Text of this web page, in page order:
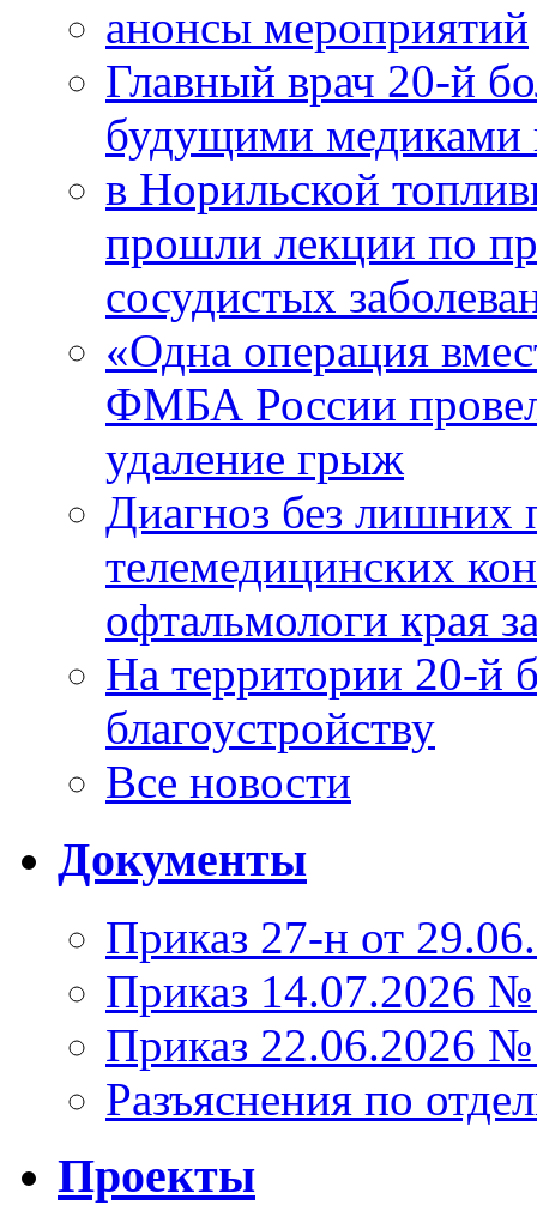
анонсы мероприятий
Главный врач 20-й
будущими медиками
в Норильской
прошли лекции по
сосудистых
«Одна операция
ФМБА России
удаление грыж
Диагноз без лишних
телемедицинских
офтальмологи края
На территории 20-й
благоустройству
Все новости
Документы
Приказ 27-н от
Приказ 14.07.2026
Приказ 22.06.2026
Разъяснения по
Проекты